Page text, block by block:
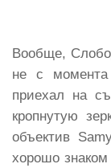
Вообще,
не с
приехал на
кропнутую
объектив
хорошо